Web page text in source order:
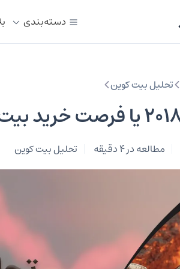
دسته‌بندی
تحلیل بیت کوین
مطالعه در 4 دقیقه تحلیل بیت کوین